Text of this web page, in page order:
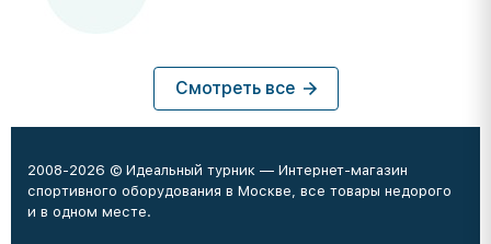
Смотреть все
2008-2026 © Идеальный турник — Интернет-магазин
спортивного оборудования в Москве, все товары недорого
и в одном месте.